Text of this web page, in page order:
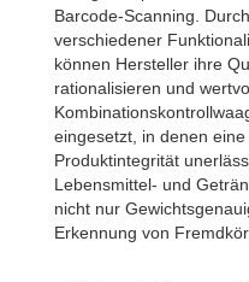
Barcode-Scanning.
verschiedener
können Hersteller ihre
rationalisieren und
eingesetzt, in denen
Produktintegrität
Lebensmittel- und
nicht nur
Erkennung von